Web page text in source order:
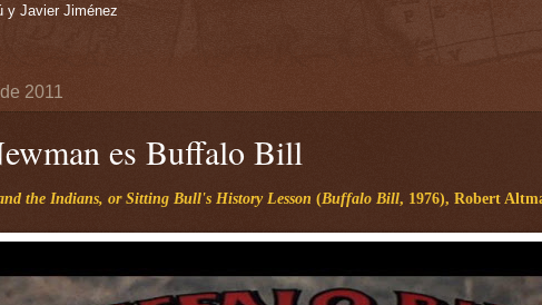
y Javier Jiménez
2011
es Buffalo Bill
the Indians, or Sitting Bull's History Lesson (Buffalo Bill, 1976), Robert